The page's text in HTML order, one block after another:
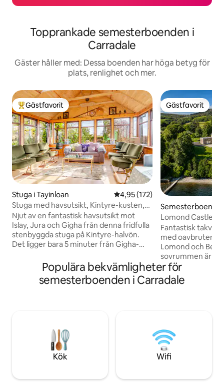
Topprankade semesterboenden i
Carradale
Gäster håller med: Dessa boenden har höga betyg för
plats, renlighet och mer.
Populär gästfavorit
Gästfavorit
Stuga i Tayinloan 4,95 av 5 i genomsnittligt
4,95 (172)
Stuga med havsutsikt, Kintyre-kusten,
Skottland
Njut av en fantastisk havsutsikt mot
Islay, Jura och Gigha från denna fridfulla
stenbyggda stuga på Kintyre-halvön.
Det ligger bara 5 minuter från Gigha-
och är en perfekt bas för att utforska
Skottlands västkust. Stugan ligger 10
minuters promenad från stranden och
vandrare, cyklister och distansarbetare
som söker en avkopplande semester vid
Gästfavorit
Gästfavorit
Semesterboende
d Bute Council
Lomond Castle
spektakulär utsikt
Fantastisk
med oavbruten
Lomond och Ben
sovrummen är
duschar,
överlakan i
fantastisk utsikt.
fastigheten Cruin
km Cameron
Shores - 2,5 km
minuters bilresa
Populära bekvämligheter för
semesterboenden i Carradale
Kök Wifi